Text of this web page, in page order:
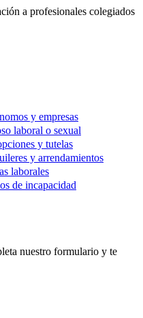
a profesionales colegiados
y empresas
laboral o sexual
y tutelas
y arrendamientos
laborales
de incapacidad
nuestro formulario y te